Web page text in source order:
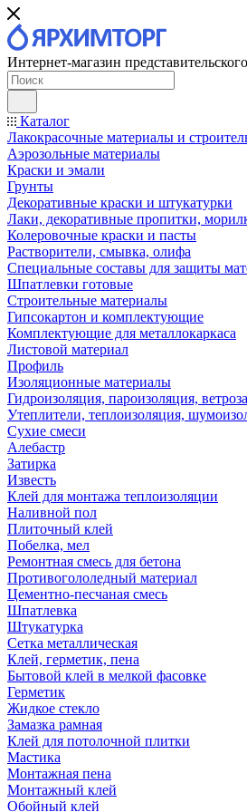
Интернет-магазин
Каталог
Лакокрасочные материалы и
Аэрозольные материалы
Краски и эмали
Грунты
Декоративные краски и штукатурки
Лаки, декоративные пропитки,
Колеровочные краски и пасты
Растворители, смывка, олифа
Специальные составы для защиты
Шпатлевки готовые
Строительные материалы
Гипсокартон и комплектующие
Комплектующие для металлокаркаса
Листовой материал
Профиль
Изоляционные материалы
Гидроизоляция, пароизоляция,
Утеплители, теплоизоляция,
Сухие смеси
Алебастр
Затирка
Известь
Клей для монтажа теплоизоляции
Наливной пол
Плиточный клей
Побелка, мел
Ремонтная смесь для бетона
Противогололедный материал
Цементно-песчаная смесь
Шпатлевка
Штукатурка
Сетка металлическая
Клей, герметик, пена
Бытовой клей в мелкой фасовке
Герметик
Жидкое стекло
Замазка рамная
Клей для потолочной плитки
Мастика
Монтажная пена
Монтажный клей
Обойный клей